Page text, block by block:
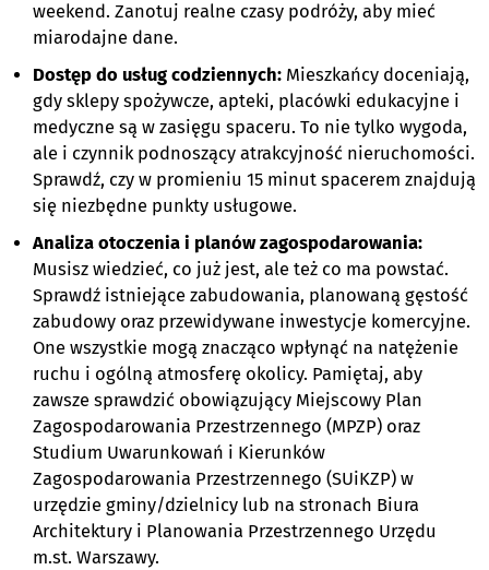
weekend. Zanotuj realne czasy podróży, aby mieć
miarodajne dane.
Dostęp do usług codziennych: Mieszkańcy doceniają,
gdy sklepy spożywcze, apteki, placówki edukacyjne i
medyczne są w zasięgu spaceru. To nie tylko wygoda,
ale i czynnik podnoszący atrakcyjność nieruchomości.
Sprawdź, czy w promieniu 15 minut spacerem znajdują
się niezbędne punkty usługowe.
Analiza otoczenia i planów zagospodarowania:
Musisz wiedzieć, co już jest, ale też co ma powstać.
Sprawdź istniejące zabudowania, planowaną gęstość
zabudowy oraz przewidywane inwestycje komercyjne.
One wszystkie mogą znacząco wpłynąć na natężenie
ruchu i ogólną atmosferę okolicy. Pamiętaj, aby
zawsze sprawdzić obowiązujący Miejscowy Plan
Zagospodarowania Przestrzennego (MPZP) oraz
Studium Uwarunkowań i Kierunków
Zagospodarowania Przestrzennego (SUiKZP) w
urzędzie gminy/dzielnicy lub na stronach Biura
Architektury i Planowania Przestrzennego Urzędu
m.st. Warszawy.